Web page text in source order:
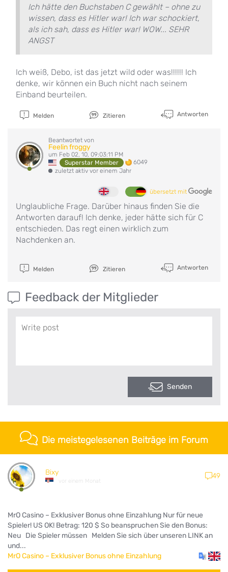
Ich hätte den Buchstaben C gewählt – ohne zu
wissen, dass es Hitler war! Ich war schockiert,
als ich sah, dass es Hitler war! WOW... SEHR
ANGST
Ich weiß, Debo, ist das jetzt wild oder was!!!!!! Ich
denke, wir können ein Buch nicht nach seinem
Einband beurteilen.
Melden Zitieren Antworten
Beantwortet von
Feelin froggy
um Feb 02, 10, 09:03:11 PM
Superstar Member
6049
zuletzt aktiv vor einem Jahr
übersetzt mit
Unglaubliche Frage. Darüber hinaus finden Sie die
Antworten darauf! Ich denke, jeder hätte sich für C
entschieden. Das regt einen wirklich zum
Nachdenken an.
Melden Zitieren Antworten
Feedback der Mitglieder
Senden
Die meistegelesenen Beiträge im Forum
Bixy
vor einem Monat
49
MrO Casino – Exklusiver Bonus ohne Einzahlung Nur für neue
Spieler! US OK! Betrag: 120 $ So beanspruchen Sie den Bonus:
Neu Die Spieler müssen Melden Sie sich über unseren LINK an
und...
MrO Casino – Exklusiver Bonus ohne Einzahlung